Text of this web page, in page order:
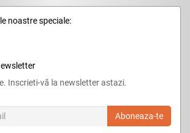
noastre speciale:
Inscrieti-vă la newsletter astazi.
Aboneaza-te